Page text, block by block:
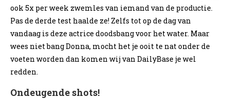
ook 5x per week zwemles van iemand van de productie.
Pas de derde test haalde ze! Zelfs tot op de dag van
vandaag is deze actrice doodsbang voor het water. Maar
wees niet bang Donna, mocht het je ooit te nat onder de
voeten worden dan komen wij van DailyBase je wel
redden.
Ondeugende shots!